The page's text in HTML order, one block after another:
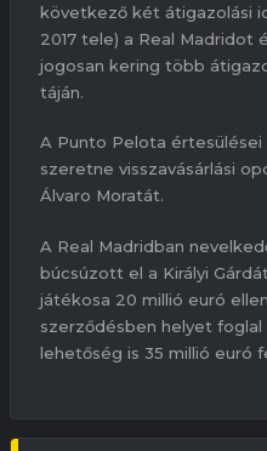
következő két átigazolási
2017 tele) a Real Madridot
jogosan kering több
táján.
A Punto Pelota értesülései
szeretne visszavásárlási
Álvaro Moratát.
A Real Madridban
búcsúzott el a Királyi
játékosa 20 millió euró
szerződésben helyet foglal
lehetőség is 35 millió euró